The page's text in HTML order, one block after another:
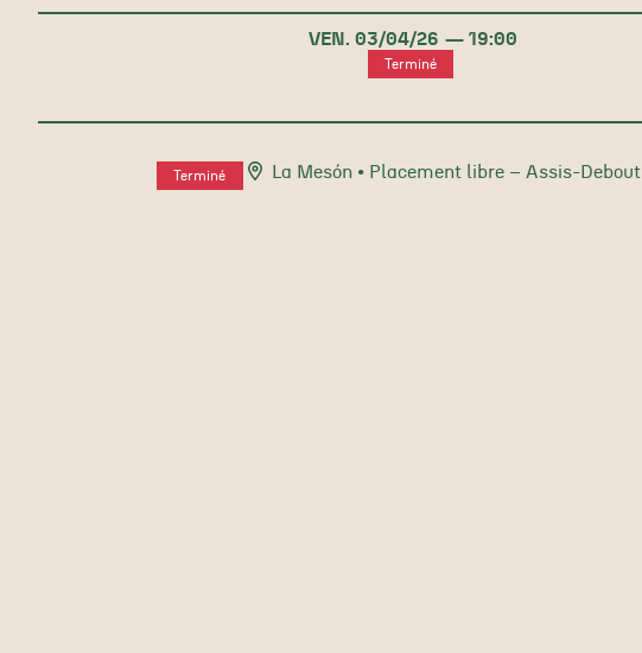
VEN. 03/04/26 19:00
Terminé
Terminé La Mesón • Placement libre – Assis-Debout